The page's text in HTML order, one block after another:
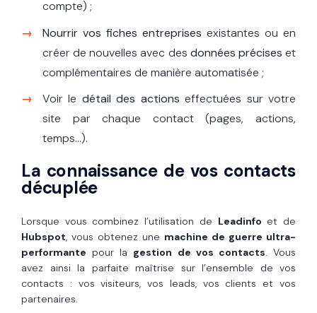
compte) ;
Nourrir vos fiches entreprises existantes ou en
créer de nouvelles avec des données précises et
complémentaires de manière automatisée ;
Voir le détail des actions effectuées sur votre
site par chaque contact (pages, actions,
temps…).
La connaissance de vos contacts
décuplée
Lorsque vous combinez l’utilisation de Leadinfo et de
Hubspot, vous obtenez une machine de guerre ultra-
performante pour la gestion de vos contacts. Vous
avez ainsi la parfaite maîtrise sur l’ensemble de vos
contacts : vos visiteurs, vos leads, vos clients et vos
partenaires.